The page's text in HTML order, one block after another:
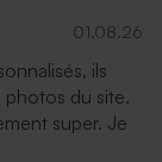
01.08.26
ils
photos du site.
super. Je